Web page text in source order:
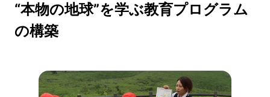
“本物の地球”を学ぶ教育プログラム
の構築